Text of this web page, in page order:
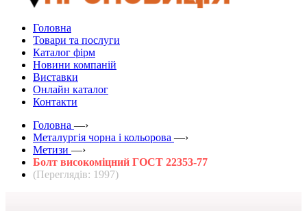
Головна
Товари та послуги
Каталог фірм
Новини компаній
Виставки
Онлайн каталог
Контакти
Головна —›
Металургія чорна і кольорова —›
Метизи —›
Болт високоміцний ГОСТ 22353-77
(Переглядів: 1997)